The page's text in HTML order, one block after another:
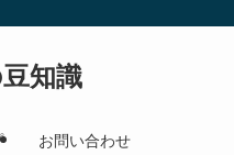
知識
お問い合わせ